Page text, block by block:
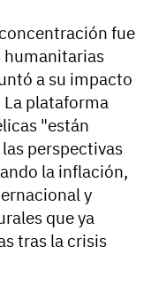
fue
humanitarias
a su impacto
La plataforma
"están
perspectivas
la inflación,
y
que ya
tras la crisis